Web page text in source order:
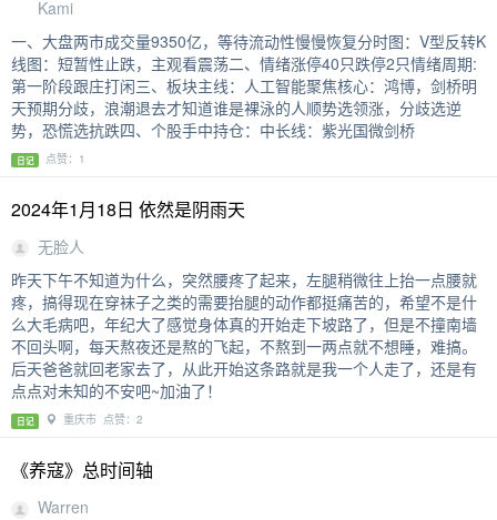
Kami
一、大盘两市成交量9350亿，等待流动性慢慢恢复分时图：V型反转K
线图：短暂性止跌，主观看震荡二、情绪涨停40只跌停2只情绪周期:
第一阶段跟庄打闲三、板块主线：人工智能聚焦核心：鸿博，剑桥明
天预期分歧，浪潮退去才知道谁是裸泳的人顺势选领涨，分歧选逆
势，恐慌选抗跌四、个股手中持仓：中长线：紫光国微剑桥
日记 点赞：1
2024年1月18日 依然是阴雨天
无脸人
昨天下午不知道为什么，突然腰疼了起来，左腿稍微往上抬一点腰就
疼，搞得现在穿袜子之类的需要抬腿的动作都挺痛苦的，希望不是什
么大毛病吧，年纪大了感觉身体真的开始走下坡路了，但是不撞南墙
不回头啊，每天熬夜还是熬的飞起，不熬到一两点就不想睡，难搞。
后天爸爸就回老家去了，从此开始这条路就是我一个人走了，还是有
点点对未知的不安吧~加油了！
日记 重庆市 点赞：2
《养寇》总时间轴
Warren